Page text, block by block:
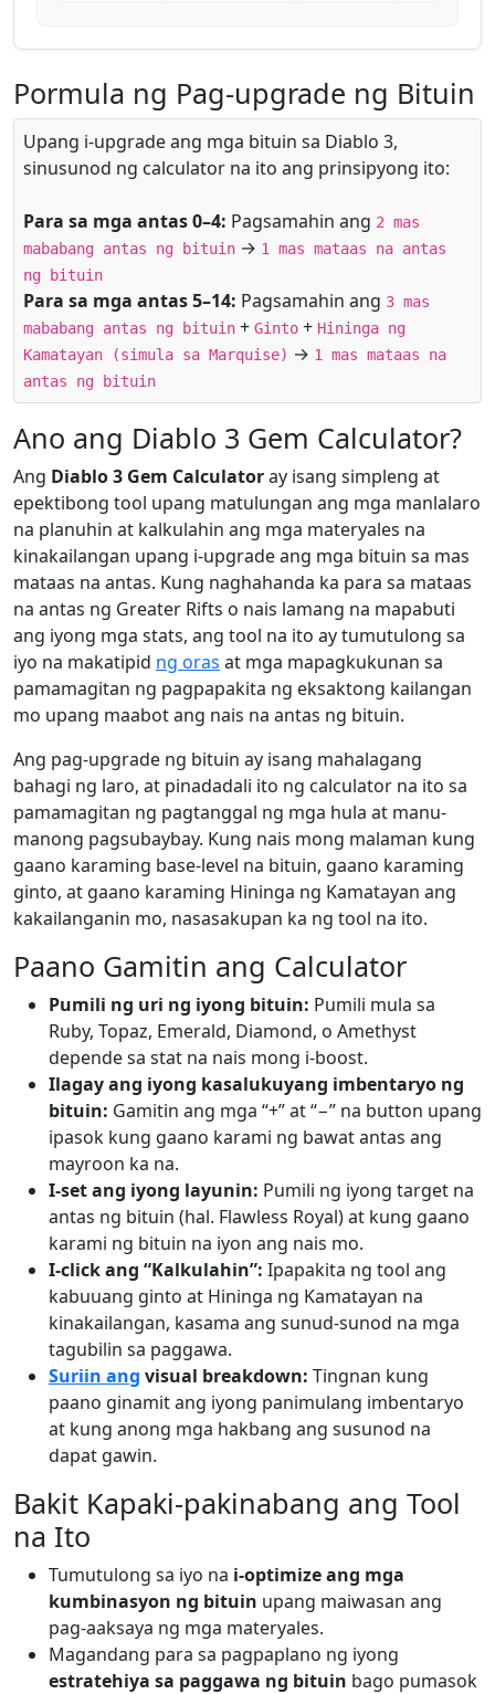
Pormula ng Pag-upgrade ng Bituin
Upang i-upgrade ang mga bituin sa Diablo 3,
sinusunod ng calculator na ito ang prinsipyong ito:
Para sa mga antas 0–4: Pagsamahin ang 2 mas
mababang antas ng bituin → 1 mas mataas na antas
ng bituin
Para sa mga antas 5–14: Pagsamahin ang 3 mas
mababang antas ng bituin + Ginto + Hininga ng
Kamatayan (simula sa Marquise) → 1 mas mataas na
antas ng bituin
Ano ang Diablo 3 Gem Calculator?
Ang Diablo 3 Gem Calculatoray isang simpleng at
epektibong tool upang matulungan ang mga manlalaro
na planuhin at kalkulahin ang mga materyales na
kinakailangan upang i-upgrade ang mga bituin sa mas
mataas na antas. Kung naghahanda ka para sa mataas
na antas ng Greater Rifts o nais lamang na mapabuti
ang iyong mga stats, ang tool na ito ay tumutulong sa
iyo na makatipid ng oras at mga mapagkukunan sa
pamamagitan ng pagpapakita ng eksaktong kailangan
mo upang maabot ang nais na antas ng bituin.
Ang pag-upgrade ng bituin ay isang mahalagang
bahagi ng laro, at pinadadali ito ng calculator na ito sa
pamamagitan ng pagtanggal ng mga hula at manu-
manong pagsubaybay. Kung nais mong malaman kung
gaano karaming base-level na bituin, gaano karaming
ginto, at gaano karaming Hininga ng Kamatayan ang
kakailanganin mo, nasasakupan ka ng tool na ito.
Paano Gamitin ang Calculator
Pumili ng uri ng iyong bituin: Pumili mula sa
Ruby, Topaz, Emerald, Diamond, o Amethyst
depende sa stat na nais mong i-boost.
Ilagay ang iyong kasalukuyang imbentaryo ng
bituin: Gamitin ang mga “+” at “−” na button upang
ipasok kung gaano karami ng bawat antas ang
mayroon ka na.
I-set ang iyong layunin: Pumili ng iyong target na
antas ng bituin (hal. Flawless Royal) at kung gaano
karami ng bituin na iyon ang nais mo.
I-click ang “Kalkulahin”: Ipapakita ng tool ang
kabuuang ginto at Hininga ng Kamatayan na
kinakailangan, kasama ang sunud-sunod na mga
tagubilin sa paggawa.
Suriin ang visual breakdown: Tingnan kung
paano ginamit ang iyong panimulang imbentaryo
at kung anong mga hakbang ang susunod na
dapat gawin.
Bakit Kapaki-pakinabang ang Tool
na Ito
Tumutulong sa iyo na i-optimize ang mga
kumbinasyon ng bituin upang maiwasan ang
pag-aaksaya ng mga materyales.
Magandang para sa pagpaplano ng iyong
estratehiya sa paggawa ng bituin bago pumasok